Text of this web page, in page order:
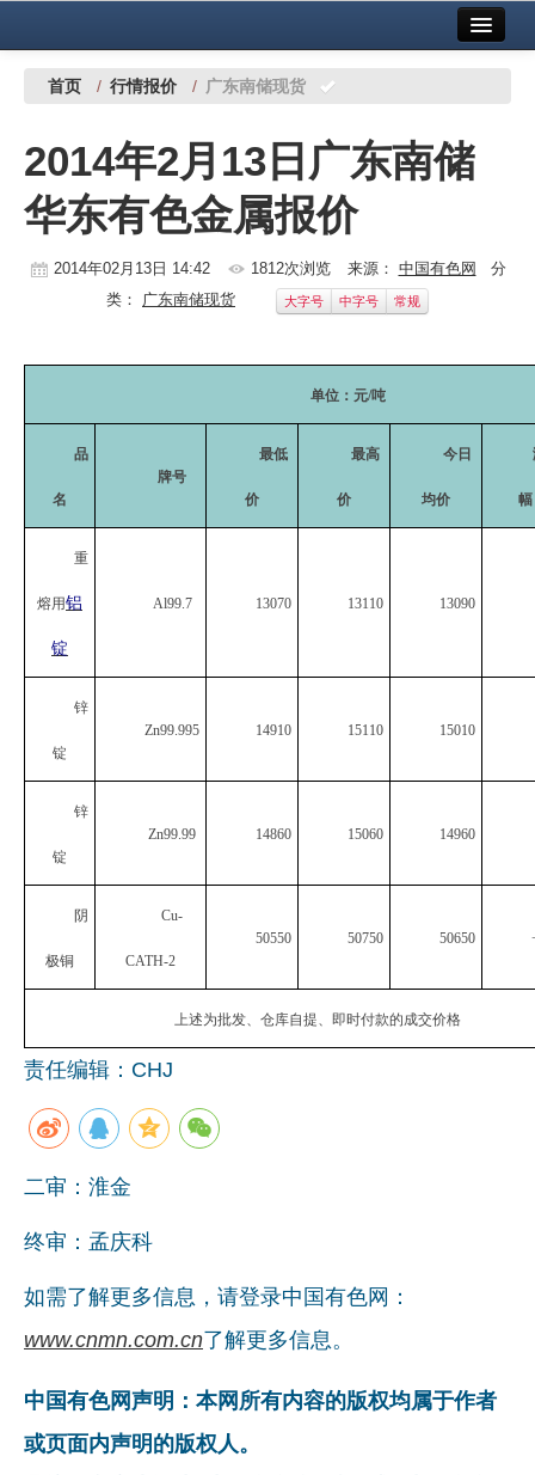
中国有色金属报社主办 广告服务
铜镍铅锌
铝
稀有稀土
科技
地矿 建设
企业文化
数字报
首页 / 行情报价 / 广东南储现货
2014年2月13日广东南储
华东有色金属报价
2014年02月13日 14:42 1812次浏览 来源： 中国有色网 分
类： 广东南储现货 大字号 中字号 常规
单位：元/吨
品
名
牌号
最低
价
最高
价
今日
均价 幅
重
熔用铝
锭
Al99.7 13070 13110 13090
锌
锭
Zn99.995 14910 15110 15010
锌
锭
Zn99.99 14860 15060 14960
阴
极铜
Cu-
CATH-2
50550 50750 50650
上述为批发、仓库自提、即时付款的成交价格
责任编辑：CHJ
二审：淮金
终审：孟庆科
如需了解更多信息，请登录中国有色网：
www.cnmn.com.cn了解更多信息。
中国有色网声明：本网所有内容的版权均属于作者
或页面内声明的版权人。